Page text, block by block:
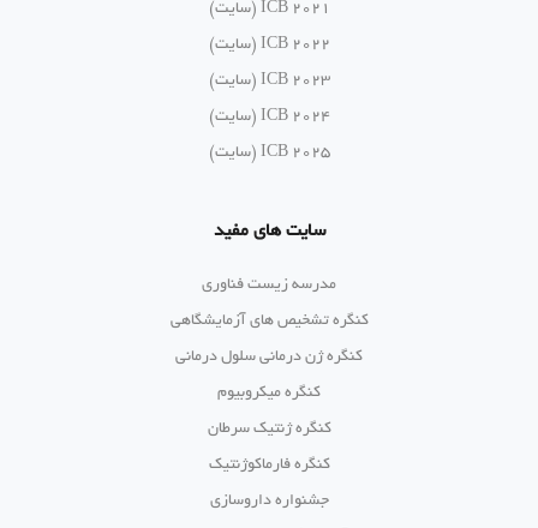
ICB 2021 (سایت)
ICB 2022 (سایت)
ICB 2023 (سایت)
ICB 2024 (سایت)
ICB 2025 (سایت)
سایت های مفید
مدرسه زیست فناوری
کنگره تشخیص های آزمایشگاهی
کنگره ژن درمانی سلول درمانی
کنگره میکروبیوم
کنگره ژنتیک سرطان
کنگره فارماکوژنتیک
جشنواره داروسازی